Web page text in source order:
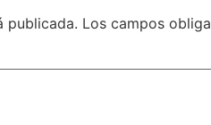
publicada. Los campos